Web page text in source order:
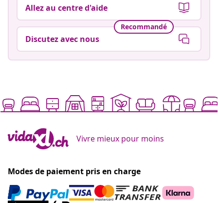
Allez au centre d'aide
Recommandé
Discutez avec nous
Vivre mieux pour moins
Modes de paiement pris en charge